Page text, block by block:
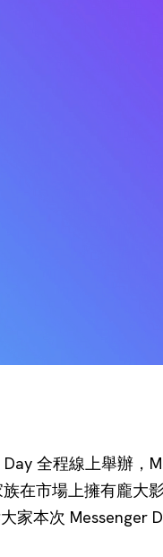
全程線上舉辦，
在市場上擁有龐大
家本次 Messenger